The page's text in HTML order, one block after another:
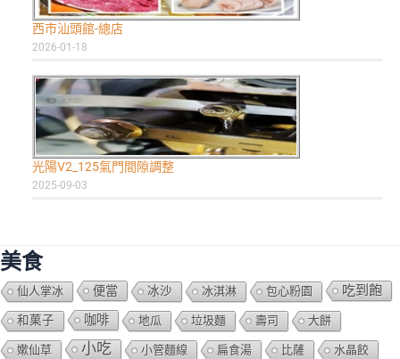
西市汕頭館-總店
2026-01-18
光陽V2_125氣門間隙調整
2025-09-03
美食
仙人掌冰 便當 冰沙 冰淇淋 包心粉園 吃到飽
和菓子 咖啡 地瓜 垃圾麵 壽司 大餅
嫰仙草 小吃 小管麵線 扁食湯 比薩 水晶餃